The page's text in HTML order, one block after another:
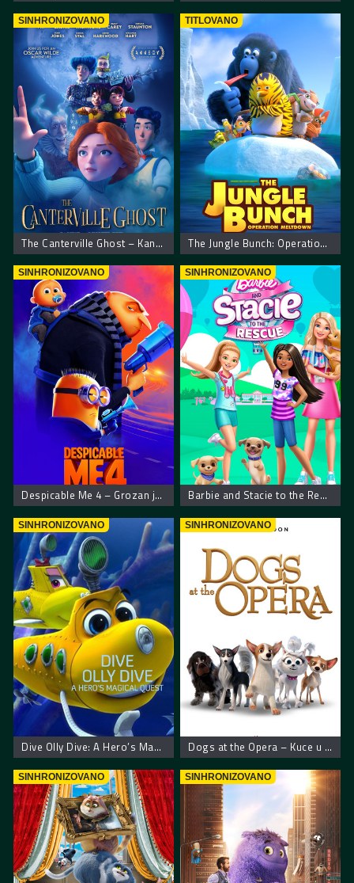
SINHRONIZOVANO
The Canterville Ghost – Kantervilski duh
TITLOVANO
The Jungle Bunch: Operation Meltdown
SINHRONIZOVANO
Despicable Me 4 – Grozan ja 4
SINHRONIZOVANO
Barbie and Stacie to the Rescue – Barbi i Stejsi kreću u spasavanje
SINHRONIZOVANO
Dive Olly Dive: A Hero’s Magical Quest – Roni Oli roni: junak na čarobnom zadatku
SINHRONIZOVANO
Dogs at the Opera – Kuce u operi
SINHRONIZOVANO SINHRONIZOVANO